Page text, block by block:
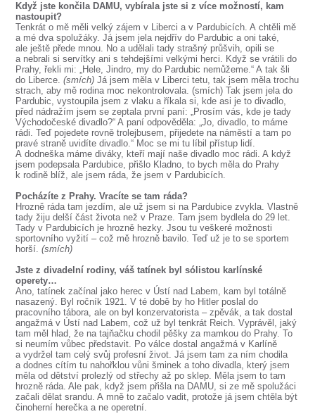
Když jste končila DAMU, vybírala jste si z více možností, kam
nastoupit?
Tenkrát o mě měli velký zájem v Liberci a v Pardubicích. A chtěli mě
a mé dva spolužáky. Já jsem jela nejdřív do Pardubic a oni také,
ale ještě přede mnou. No a udělali tady strašný průšvih, opili se
a nebrali si servítky ani s tehdejšími velkými herci. Když se vrátili do
Prahy, řekli mi: „Hele, Jindro, my do Pardubic nemůžeme.“ A tak šli
do Liberce.(smích)Já jsem měla v Liberci tetu, tak jsem měla trochu
strach, aby mě rodina moc nekontrolovala. (smích) Tak jsem jela do
Pardubic, vystoupila jsem z vlaku a říkala si, kde asi je to divadlo,
před nádražím jsem se zeptala první paní: „Prosím vás, kde je tady
Východočeské divadlo?“ A paní odpověděla: „Jo, divadlo, to máme
rádi. Teď pojedete rovně trolejbusem, přijedete na náměstí a tam po
pravé straně uvidíte divadlo.“ Moc se mi tu líbil přístup lidí.
A dodneška máme diváky, kteří mají naše divadlo moc rádi. A když
jsem podepsala Pardubice, přišlo Kladno, to bych měla do Prahy
k rodině blíž, ale jsem ráda, že jsem v Pardubicích.
Pocházíte z Prahy. Vracíte se tam ráda?
Hrozně ráda tam jezdím, ale už jsem si na Pardubice zvykla. Vlastně
tady žiju delší část života než v Praze. Tam jsem bydlela do 29 let.
Tady v Pardubicích je hrozně hezky. Jsou tu veškeré možnosti
sportovního vyžití – což mě hrozně bavilo. Teď už je to se sportem
horší.(smích)
Jste z divadelní rodiny, váš tatínek byl sólistou karlínské
operety…
Ano, tatínek začínal jako herec v Ústí nad Labem, kam byl totálně
nasazený. Byl ročník 1921. V té době by ho Hitler poslal do
pracovního tábora, ale on byl konzervatorista – zpěvák, a tak dostal
angažmá v Ústí nad Labem, což už byl tenkrát Reich. Vyprávěl, jaký
tam měl hlad, že na tajňačku chodil pěšky za mamkou do Prahy. To
si neumím vůbec představit. Po válce dostal angažmá v Karlíně
a vydržel tam celý svůj profesní život. Já jsem tam za ním chodila
a dodnes cítím tu nahořklou vůni šminek a toho divadla, který jsem
měla od dětství prolezlý od střechy až po sklep. Měla jsem to tam
hrozně ráda. Ale pak, když jsem přišla na DAMU, si ze mě spolužáci
začali dělat srandu. A mně to začalo vadit, protože já jsem chtěla být
činoherní herečka a ne operetní.